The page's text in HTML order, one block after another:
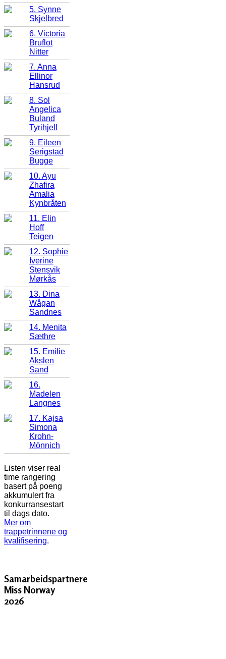
5. Synne
Skjelbred
6. Victoria
Bruflot
Nitter
7. Anna
Ellinor
Hansrud
8. Sol
Angelica
Buland
Tyrihjell
9. Eileen
Serigstad
Bugge
10. Ayu
Zhafira
Amalia
Kynbråten
11. Elin
Hoff
Teigen
12. Sophie
Iverine
Stensvik
Mørkås
13. Dina
Wågan
Sandnes
14. Menita
Sæthre
15. Emilie
Akslen
Sand
16.
Madelen
Langnes
17. Kajsa
Simona
Krohn-
Mönnich
Listen viser real
time rangering
basert på poeng
akkumulert fra
konkurransestart
til dags dato.
Mer om
trappetrinnene og
kvalifisering.
Samarbeidspartnere
Miss Norway
2026